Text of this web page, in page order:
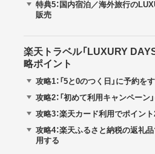
特典5：国内宿泊／海外旅行の
販売
楽天トラベル「LUXURY
略ポイント
攻略1：「5と0のつく日」に予約を
攻略2：「初めて利用キャンペーン
攻略3：楽天カード利用でポイン
攻略4：楽天ふるさと納税の返礼
用する